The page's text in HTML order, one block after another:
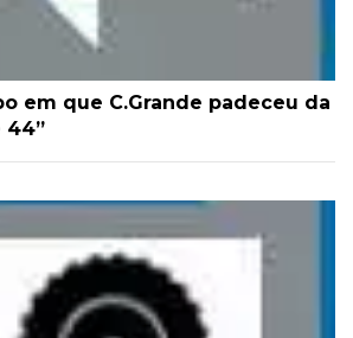
em que C.Grande padeceu da
44”